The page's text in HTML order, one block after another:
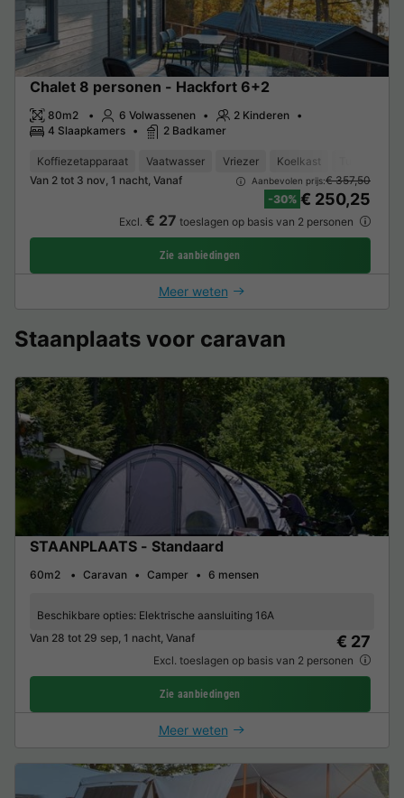
Chalet 8 personen - Hackfort 6+2
80m2 6 Volwassenen
2 Kinderen
4 Slaapkamers
2 Badkamer
Koffiezetapparaat Vaatwasser Vriezer Koelkast
Van 2 tot 3 nov, 1 nacht, Vanaf
Aanbevolen prijs:€ 357,50
-30% € 250,25
Excl. € 27 toeslagen op basis van 2 personen
Zie aanbiedingen
Meer weten
Staanplaats voor caravan
STAANPLAATS - Standaard
60m2 Caravan Camper 6 mensen
Beschikbare opties: Elektrische aansluiting 16A
Van 28 tot 29 sep, 1 nacht, Vanaf
€ 27
Excl. toeslagen op basis van 2 personen
Zie aanbiedingen
Meer weten